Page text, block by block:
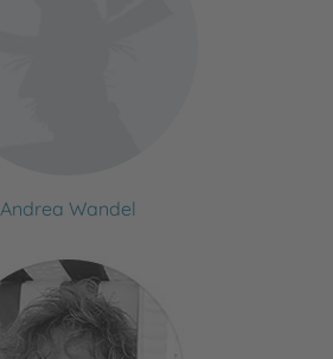
Andrea Wandel